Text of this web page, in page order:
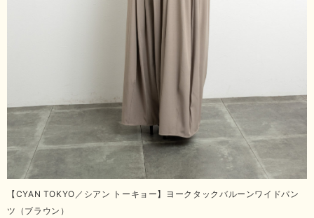
【CYAN TOKYO／シアン トーキョー】ヨークタックバルーンワイドパン
ツ（ブラウン）